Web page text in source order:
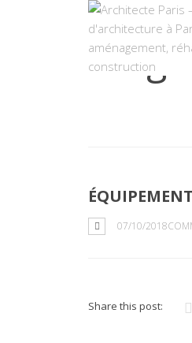
Blog
07/10/2018
Share this post: